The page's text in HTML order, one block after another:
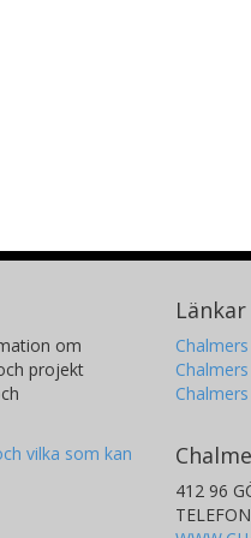
om
projekt
vilka som kan
Länkar
412 96